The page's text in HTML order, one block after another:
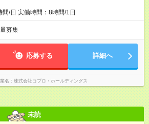
/日 実働時間：8時間/1日
募集
応募する 詳細へ
名 株式会社コプロ・ホールディングス
未読